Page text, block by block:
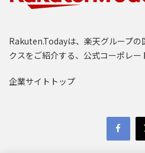
Rakuten.Todayは、楽天グループの
クスをご紹介する、公式コーポレー
企業サイトトップ